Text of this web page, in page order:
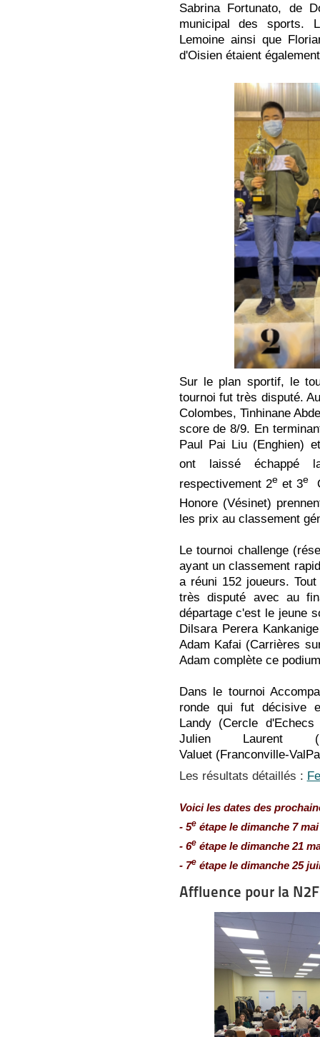
Sabrina Fortunato, de
municipal des sports.
Lemoine ainsi que
d'Oisien étaient
Sur le plan sportif, le
tournoi fut très disputé.
Colombes, Tinhinane
score de 8/9. En
Paul Pai Liu (Enghien)
ont laissé échappé
respectivement 2eet 3e
Honore(Vésinet)
les prix au classement
Le tournoi challenge
ayant un classement
a réuni 152 joueurs.
très disputé avec au
départage c'est le jeune
Dilsara Perera
Adam Kafai (Carrières
Adam complète ce
Dans le tournoi
ronde qui fut décisive
Landy(Cercle d'Echecs
Julien Laurent
Valuet(Franconville-
Les résultats détaillés :
Voici les dates des
- 5eétape le dimanche 7
- 6eétape le dimanche 21
- 7eétape le dimanche 25
Affluence pour la